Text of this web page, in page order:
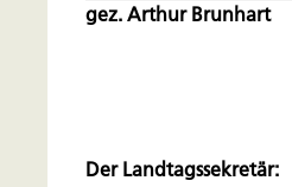
gez. Arthur Brunhart
Der Landtagssekretär: